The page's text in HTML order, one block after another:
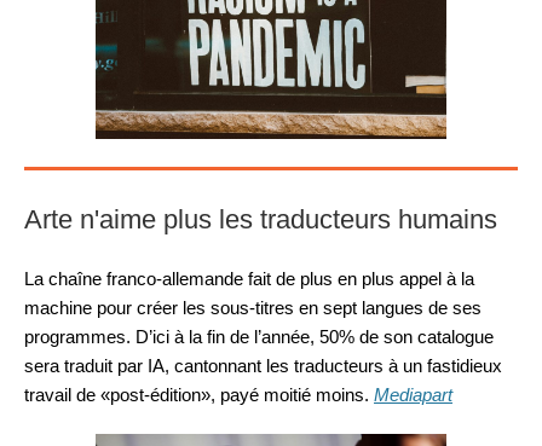
Arte n'aime plus les traducteurs humains
La chaîne franco-allemande fait de plus en plus appel à la
machine pour créer les sous-titres en sept langues de ses
programmes. D’ici à la fin de l’année, 50% de son catalogue
sera traduit par IA, cantonnant les traducteurs à un fastidieux
travail de «post-édition», payé moitié moins. Mediapart